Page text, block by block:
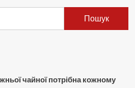
Пошук
чайної потрібна кожному